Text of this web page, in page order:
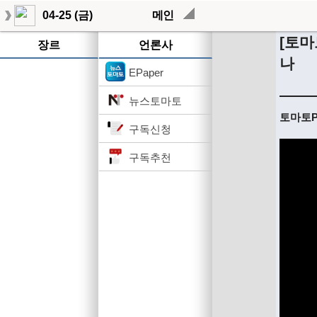
04-25 (금) 메인
장르 언론사
EPaper
뉴스토마토
구독신청
구독추천
[토
나
토마토